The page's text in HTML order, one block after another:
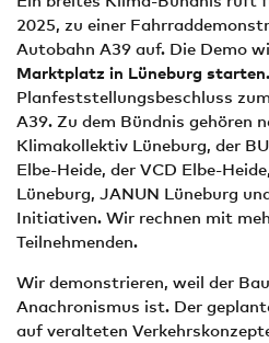
2025, zu einer
Autobahn A39 auf. Die Demo
Marktplatz in Lüneburg starten.
Planfeststellungsbeschluss
A39. Zu dem Bündnis gehören
Klimakollektiv Lüneburg, der
Elbe-Heide, der VCD Elbe-
Lüneburg, JANUN Lüneburg
Initiativen. Wir rechnen mit
Teilnehmenden.
Wir demonstrieren, weil der
Anachronismus ist. Der
auf veralteten